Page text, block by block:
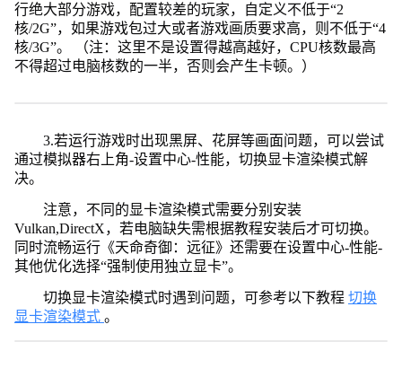
行绝大部分游戏，配置较差的玩家，自定义不低于“2
核/2G”，如果游戏包过大或者游戏画质要求高，则不低于“4
核/3G”。 （注：这里不是设置得越高越好，CPU核数最高
不得超过电脑核数的一半，否则会产生卡顿。）
3.若运行游戏时出现黑屏、花屏等画面问题，可以尝试
通过模拟器右上角-设置中心-性能，切换显卡渲染模式解
决。
注意，不同的显卡渲染模式需要分别安装
Vulkan,DirectX，若电脑缺失需根据教程安装后才可切换。
同时流畅运行《天命奇御：远征》还需要在设置中心-性能-
其他优化选择“强制使用独立显卡”。
切换显卡渲染模式时遇到问题，可参考以下教程 切换
显卡渲染模式 。